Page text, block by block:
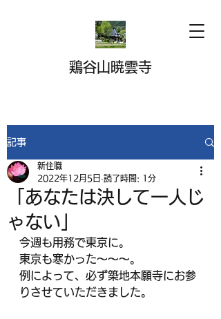
鶏谷山暁雲寺
記事
「あなたは決して一人じ
ゃない」
新住職
2022年12月5日 読了時間: 1分
今週も用務で東京に。
東京も寒かった～～～。
例によって、必ず築地本願寺にお参
りさせていただきました。